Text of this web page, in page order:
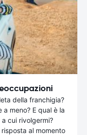
della franchigia?
meno? E qual è la
cui rivolgermi?
al momento